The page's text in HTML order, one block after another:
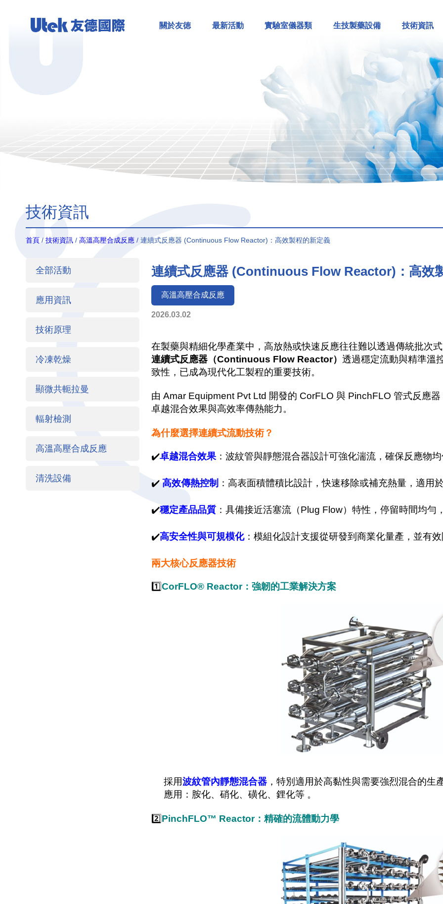
關於友徳 最新活動 實驗室儀器類 生技製藥設備 技術資訊
技術資訊
首頁 / 技術資訊 / 高溫高壓合成反應 / 連續式反應器 (Continuous Flow Reactor)：高效製程的新定義
全部活動
應用資訊
技術原理
冷凍乾燥
顯微共軛拉曼
輻射檢測
高溫高壓合成反應
清洗設備
連續式反應器 (Continuous Flow Reactor)：高效
高溫高壓合成反應
2026.03.02
在製藥與精細化學產業中，高放熱或快速反應往往難以透過傳統批次
連續式反應器（Continuous Flow Reactor） 透過穩定流動與精準溫
致性，已成為現代化工製程的重要技術。
由 Amar Equipment Pvt Ltd 開發的 CorFLO 與 PinchFLO 管式反應
卓越混合效果與高效率傳熱能力。
為什麼選擇連續式流動技術？
✔️卓越混合效果 ：波紋管與靜態混合器設計可強化湍流，確保反應物
✔️ 高效傳熱控制 ：高表面積體積比設計，快速移除或補充熱量，適用
✔️穩定產品品質 ：具備接近活塞流（Plug Flow）特性，停留時間均勻
✔️高安全性與可規模化：模組化設計支援從研發到商業化量產，並有
兩大核心反應器技術
1️⃣CorFLO® Reactor：強韌的工業解決方案
採用波紋管內靜態混合器 ，特別適用於高黏性與需要強烈混合的生
應用：胺化、硝化、磺化、鋰化等 。
2️⃣PinchFLO™ Reactor：精確的流體動力學